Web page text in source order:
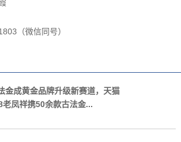
霞
（微信同号）
金成黄金品牌升级新赛道，天猫
老凤祥携50余款古法金...